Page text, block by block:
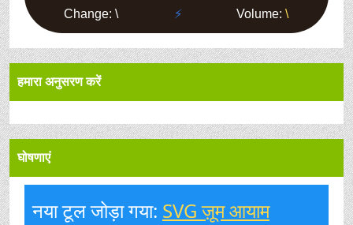
हमारा अनुसरण करें
घोषणाएं
नया टूल जोड़ा गया: SVG ज़ूम आयाम